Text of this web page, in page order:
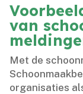
van
Met de
organisaties